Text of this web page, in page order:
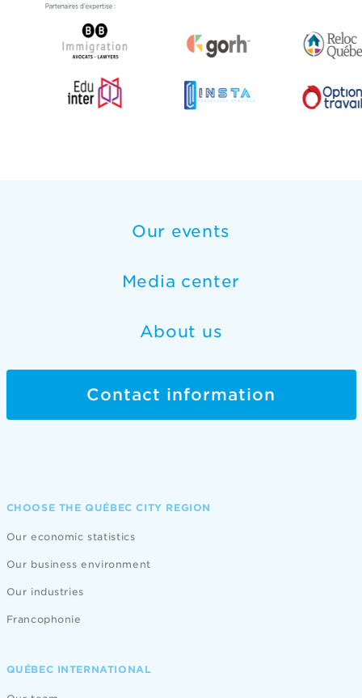
Our events
Media center
About us
Contact information
CHOOSE THE QUÉBEC CITY REGION
Our economic statistics
Our business environment
Our industries
Francophonie
QUÉBEC INTERNATIONAL